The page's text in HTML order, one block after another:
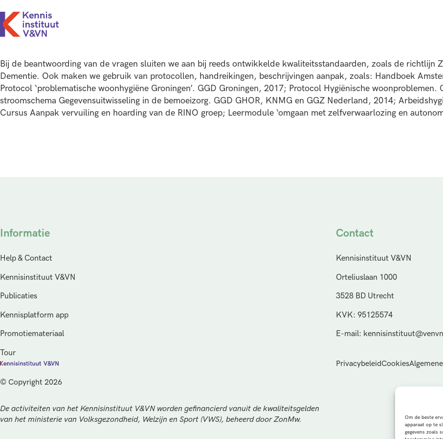
Om de beste
apparaat op te
gegevens zoals
Bij de beantwoording van de vragen sluiten we aan bij reeds ontwikkelde kwaliteitsstandaarden, zoals de richtlijn
Dementie. Ook maken we gebruik van protocollen, handreikingen, beschrijvingen aanpak, zoals: Handboek
Protocol ‘problematische woonhygiëne Groningen’. GGD Groningen, 2017; Protocol Hygiënische
stroomschema Gegevensuitwisseling in de bemoeizorg. GGD GHOR, KNMG en GGZ Nederland, 2014;
Cursus Aanpak vervuiling en hoarding van de RINO groep; Leermodule ‘omgaan met zelfverwaarlozing en
Informatie
Help & Contact
Kennisinstituut V&VN
Publicaties
Kennisplatform app
Promotiemateriaal
Tour
Contact
Kennisinstituut V&VN
Orteliuslaan 1000
3528 BD Utrecht
KVK: 95125574
E-mail:
© Copyright 2026
De activiteiten van het Kennisinstituut V&VN worden gefinancierd vanuit de kwaliteitsgelden
van het ministerie van Volksgezondheid, Welzijn en Sport (VWS), beheerd door ZonMw.
PrivacybeleidCookies